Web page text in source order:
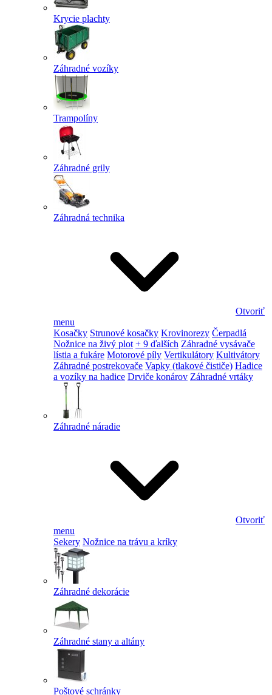
Krycie plachty
Záhradné vozíky
Trampolíny
Záhradné grily
Záhradná technika
Otvoriť
menu
Kosačky Strunové kosačky Krovinorezy Čerpadlá
Nožnice na živý plot + 9 ďalších Záhradné vysávače
lístia a fukáre Motorové píly Vertikulátory Kultivátory
Záhradné postrekovače Vapky (tlakové čističe) Hadice
a vozíky na hadice Drviče konárov Záhradné vrtáky
Záhradné náradie
Otvoriť
menu
Sekery Nožnice na trávu a kríky
Záhradné dekorácie
Záhradné stany a altány
Poštové schránky